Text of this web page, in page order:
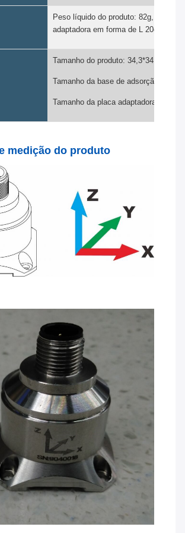
Peso líquido do produto: 82g, base
adaptadora em forma de L 20g
Tamanho do produto:
Tamanho da base de adsorção
Tamanho da placa adaptadora em
medição do produto